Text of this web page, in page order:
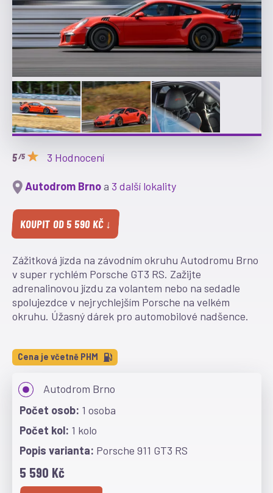
/5 3 Hodnocení
Autodrom Brno a 3 další lokality
KOUPIT OD 5 590 KČ ↓
Zážitková jízda na závodním okruhu Autodromu Brno
v super rychlém Porsche GT3 RS. Zažijte
adrenalinovou jízdu za volantem nebo na sedadle
spolujezdce v nejrychlejším Porsche na velkém
okruhu. Úžasný dárek pro automobilové nadšence.
Cena je včetně PHM
Autodrom Brno
1 osoba
1 kolo
Porsche 911 GT3 RS
5 590 Kč